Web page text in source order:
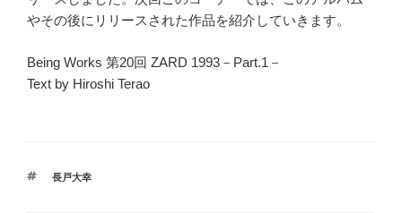
やその後にリリースされた作品を紹介していきます。
Being Works 第20回 ZARD 1993－Part.1－
Text by Hiroshi Terao
タ
長戸大幸